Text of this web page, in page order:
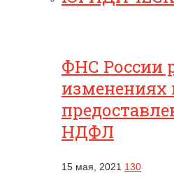
ФНС России
изменениях
НДФЛ
15 мая, 2021 130